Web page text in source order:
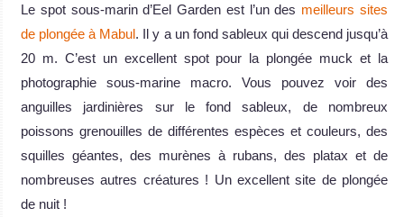
Le spot sous-marin d’Eel Garden est l’un des meilleurs sites
de plongée à Mabul. Il y a un fond sableux qui descend jusqu’à
20 m. C’est un excellent spot pour la plongée muck et la
photographie sous-marine macro. Vous pouvez voir des
anguilles jardinières sur le fond sableux, de nombreux
poissons grenouilles de différentes espèces et couleurs, des
squilles géantes, des murènes à rubans, des platax et de
nombreuses autres créatures ! Un excellent site de plongée
de nuit !